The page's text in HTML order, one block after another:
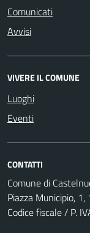
Comunicati
Avvisi
VIVERE IL COMUNE
Luoghi
Eventi
CONTATTI
Comune di
Piazza Municipio,
Codice fiscale / P.